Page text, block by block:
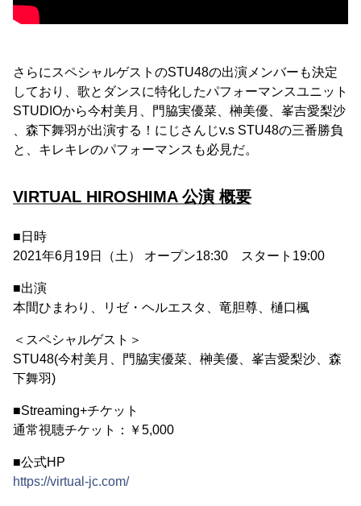
さらにスペシャルゲストのSTU48の出演メンバーも決定
しており、歌とダンスに特化したパフォーマンスユニット
STUDIOから今村美月、門脇実優菜、榊美優、峯吉愛梨沙
、森下舞羽が出演する！にじさんじv.s STU48の三番勝負
と、キレキレのパフォーマンスも必見だ。
VIRTUAL HIROSHIMA 公演 概要
■日時
2021年6月19日（土） オープン18:30 スタート19:00
■出演
本間ひまわり、リゼ・ヘルエスタ、竜胆尊、樋口楓
＜スペシャルゲスト＞
STU48(今村美月、門脇実優菜、榊美優、峯吉愛梨沙、森
下舞羽)
■Streaming+チケット
通常視聴チケット：￥5,000
■公式HP
https://virtual-jc.com/